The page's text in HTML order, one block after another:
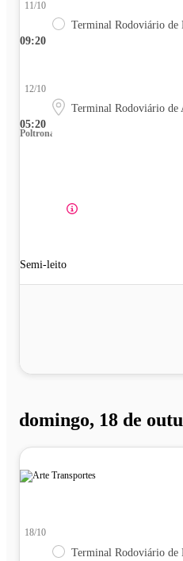
09:20
11/10
Terminal Rodoviário de
05:20
12/10
Terminal Rodoviário de
Poltrona
Semi-leito
domingo, 18 de
18/10
Terminal Rodoviário de